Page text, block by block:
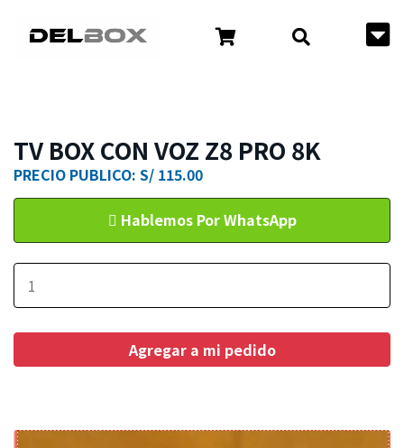
TV BOX CON VOZ Z8 PRO 8K
PRECIO PUBLICO: S/ 115.00
Hablemos Por WhatsApp
Agregar a mi pedido